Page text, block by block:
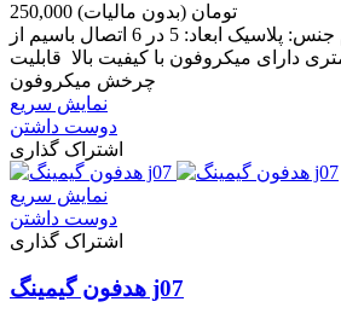
250,000 تومان (بدون مالیات)
وزن خالص: 400 گرم جنس: پلاسیک ابعاد: 5 در 6 اتصال باسیم از
میلی متری دارای میکروفون با کیفیت بالا قابلیت
چرخش میکروفون
نمایش سریع
دوست داشتن
اشتراک گذاری
نمایش سریع
دوست داشتن
اشتراک گذاری
هدفون گیمینگ j07